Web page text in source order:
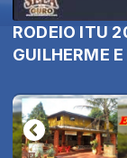
RODEIO ITU
GUILHERME